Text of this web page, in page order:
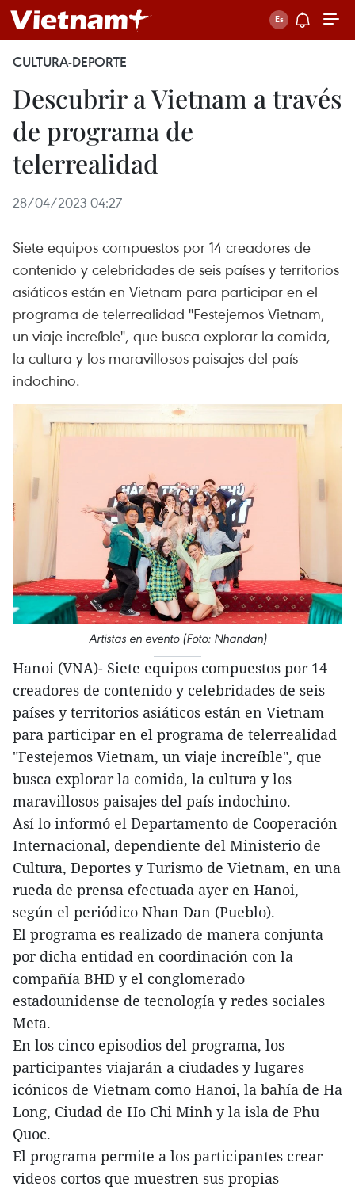
CULTURA-DEPORTE
Descubrir a Vietnam a través
de programa de
telerrealidad
28/04/2023 04:27
Siete equipos compuestos por 14 creadores de
contenido y celebridades de seis países y territorios
asiáticos están en Vietnam para participar en el
programa de telerrealidad "Festejemos Vietnam,
un viaje increíble", que busca explorar la comida,
la cultura y los maravillosos paisajes del país
indochino.
Artistas en evento (Foto: Nhandan)
Hanoi (VNA)- Siete equipos compuestos por 14
creadores de contenido y celebridades de seis
países y territorios asiáticos están en Vietnam
para participar en el programa de telerrealidad
"Festejemos Vietnam, un viaje increíble", que
busca explorar la comida, la cultura y los
maravillosos paisajes del país indochino.
Así lo informó el Departamento de Cooperación
Internacional, dependiente del Ministerio de
Cultura, Deportes y Turismo de Vietnam, en una
rueda de prensa efectuada ayer en Hanoi,
según el periódico Nhan Dan (Pueblo).
El programa es realizado de manera conjunta
por dicha entidad en coordinación con la
compañía BHD y el conglomerado
estadounidense de tecnología y redes sociales
Meta.
En los cinco episodios del programa, los
participantes viajarán a ciudades y lugares
icónicos de Vietnam como Hanoi, la bahía de Ha
Long, Ciudad de Ho Chi Minh y la isla de Phu
Quoc.
El programa permite a los participantes crear
videos cortos que muestren sus propias